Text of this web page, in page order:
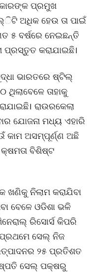
ପ୍ରମୁଖ
ଅଧିକ ହେଉ ତା ପାଇଁ
୫ ବର୍ଷରେ ନେଇଛନ୍ତି
ପ୍ରସ୍ତୁତ କରାଯାଇଛି।
ଭାରତରେ ଷ୍ଟିଲ୍
ତାହାକୁ
ରାଉରକେଲା
ଯୋଜନା ମଧ୍ୟ ଏହାରି
କାମ ଅସମ୍ପୂର୍ଣ୍ଣ ଅଛି
ବିଶିଷ୍ଟ
ଖଣିକୁ ନିଲାମ କରାଯିବା
ବେଳେ ଓଡିଶା ଭଳି
ରିସୋର୍ସ କିପରି
ପ୍ରଥମେ ସେଲ୍ ନିଜ
୨୫ ପ୍ରତିଶତ
ସେଲ୍ ପକ୍ଷରୁ